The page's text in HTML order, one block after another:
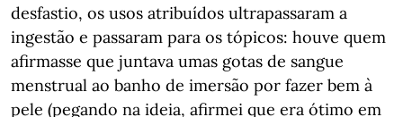
desfastio, os usos atribuídos ultrapassaram a
ingestão e passaram para os tópicos: houve quem
afirmasse que juntava umas gotas de sangue
menstrual ao banho de imersão por fazer bem à
pele (pegando na ideia, afirmei que era ótimo em